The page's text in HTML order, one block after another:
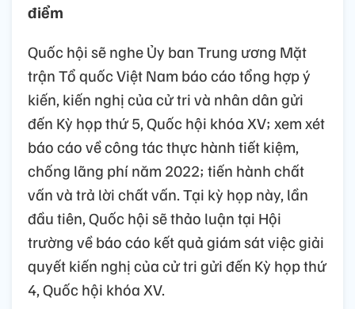
điểm
Quốc hội sẽ nghe Ủy ban Trung ương Mặt
trận Tổ quốc Việt Nam báo cáo tổng hợp ý
kiến, kiến nghị của cử tri và nhân dân gửi
đến Kỳ họp thứ 5, Quốc hội khóa XV; xem xét
báo cáo về công tác thực hành tiết kiệm,
chống lãng phí năm 2022; tiến hành chất
vấn và trả lời chất vấn. Tại kỳ họp này, lần
đầu tiên, Quốc hội sẽ thảo luận tại Hội
trường về báo cáo kết quả giám sát việc giải
quyết kiến nghị của cử tri gửi đến Kỳ họp thứ
4, Quốc hội khóa XV.